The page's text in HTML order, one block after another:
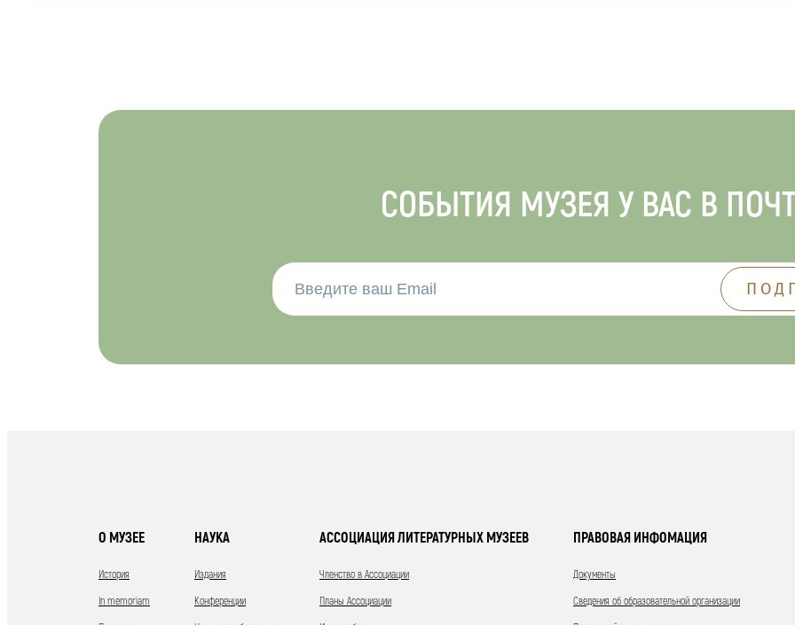
СОБЫТИЯ МУЗЕЯ У ВАС В
О МУЗЕЕ
История
In memoriam
НАУКА
Издания
Конференции
АССОЦИАЦИЯ ЛИТЕРАТУРНЫХ МУЗЕЕВ
Членство в Ассоциации
Планы Ассоциации
ПРАВОВАЯ ИНФОМАЦИЯ
Документы
Сведения об образовательной организации